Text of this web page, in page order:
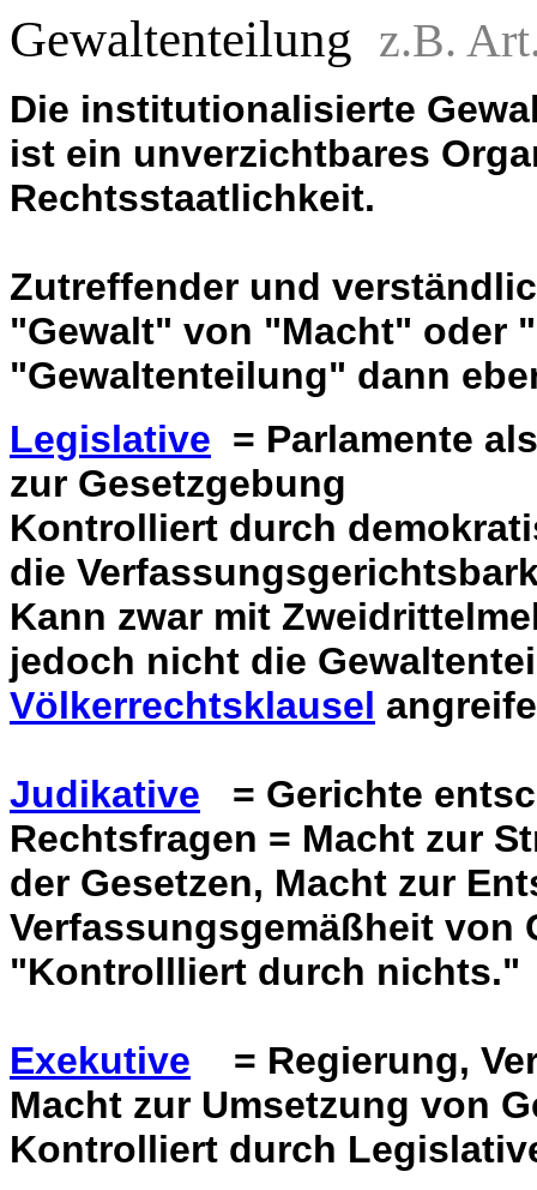
Gewaltenteilung z.B.
Die institutionalisierte
ist ein unverzichtbares
Rechtsstaatlichkeit.
Zutreffender und
"Gewalt" von "Macht" oder
"Gewaltenteilung" dann
Legislative = Parlamente
zur Gesetzgebung
Kontrolliert durch
die
Kann zwar mit
jedoch nicht die
Völkerrechtsklausel
Judikative
= Gerichte
Rechtsfragen = Macht zur
der Gesetzen, Macht zur
Verfassungsgemäßheit von
"Kontrollliert durch nichts."
Exekutive
= Regierung,
Macht zur Umsetzung von
Kontrolliert durch